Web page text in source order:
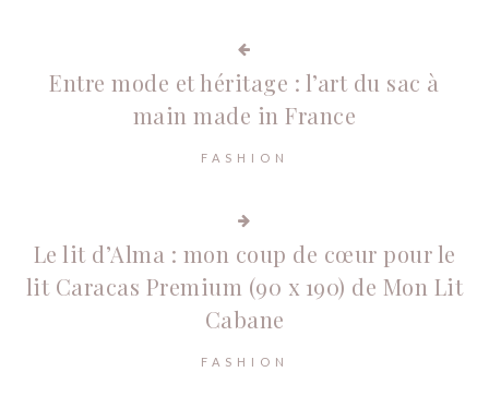
Entre mode et héritage : l’art du sac à
main made in France
FASHION
Le lit d’Alma : mon coup de cœur pour le
lit Caracas Premium (90 x 190) de Mon Lit
Cabane
FASHION